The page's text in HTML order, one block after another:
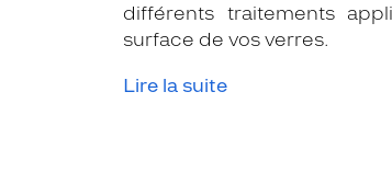
différents traitements
surface de vos verres.
Lire la suite